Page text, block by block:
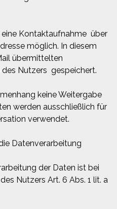
Kontaktaufnahme über
möglich. In diesem
übermittelten
Nutzers gespeichert.
keine Weitergabe
werden ausschließlich für
verwendet.
Datenverarbeitung
der Daten ist bei
Nutzers Art. 6 Abs. 1 lit. a